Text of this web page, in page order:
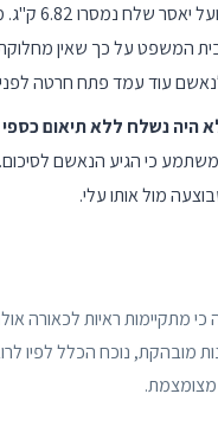
היינו
המשפט על כך שאין
עוד עמד פתח חרטה
היה נשלח ללא תיאום
כי הגיע הנאשם
מול אותו עלי.
נוכח הכלל לפיו
מצומצמת.